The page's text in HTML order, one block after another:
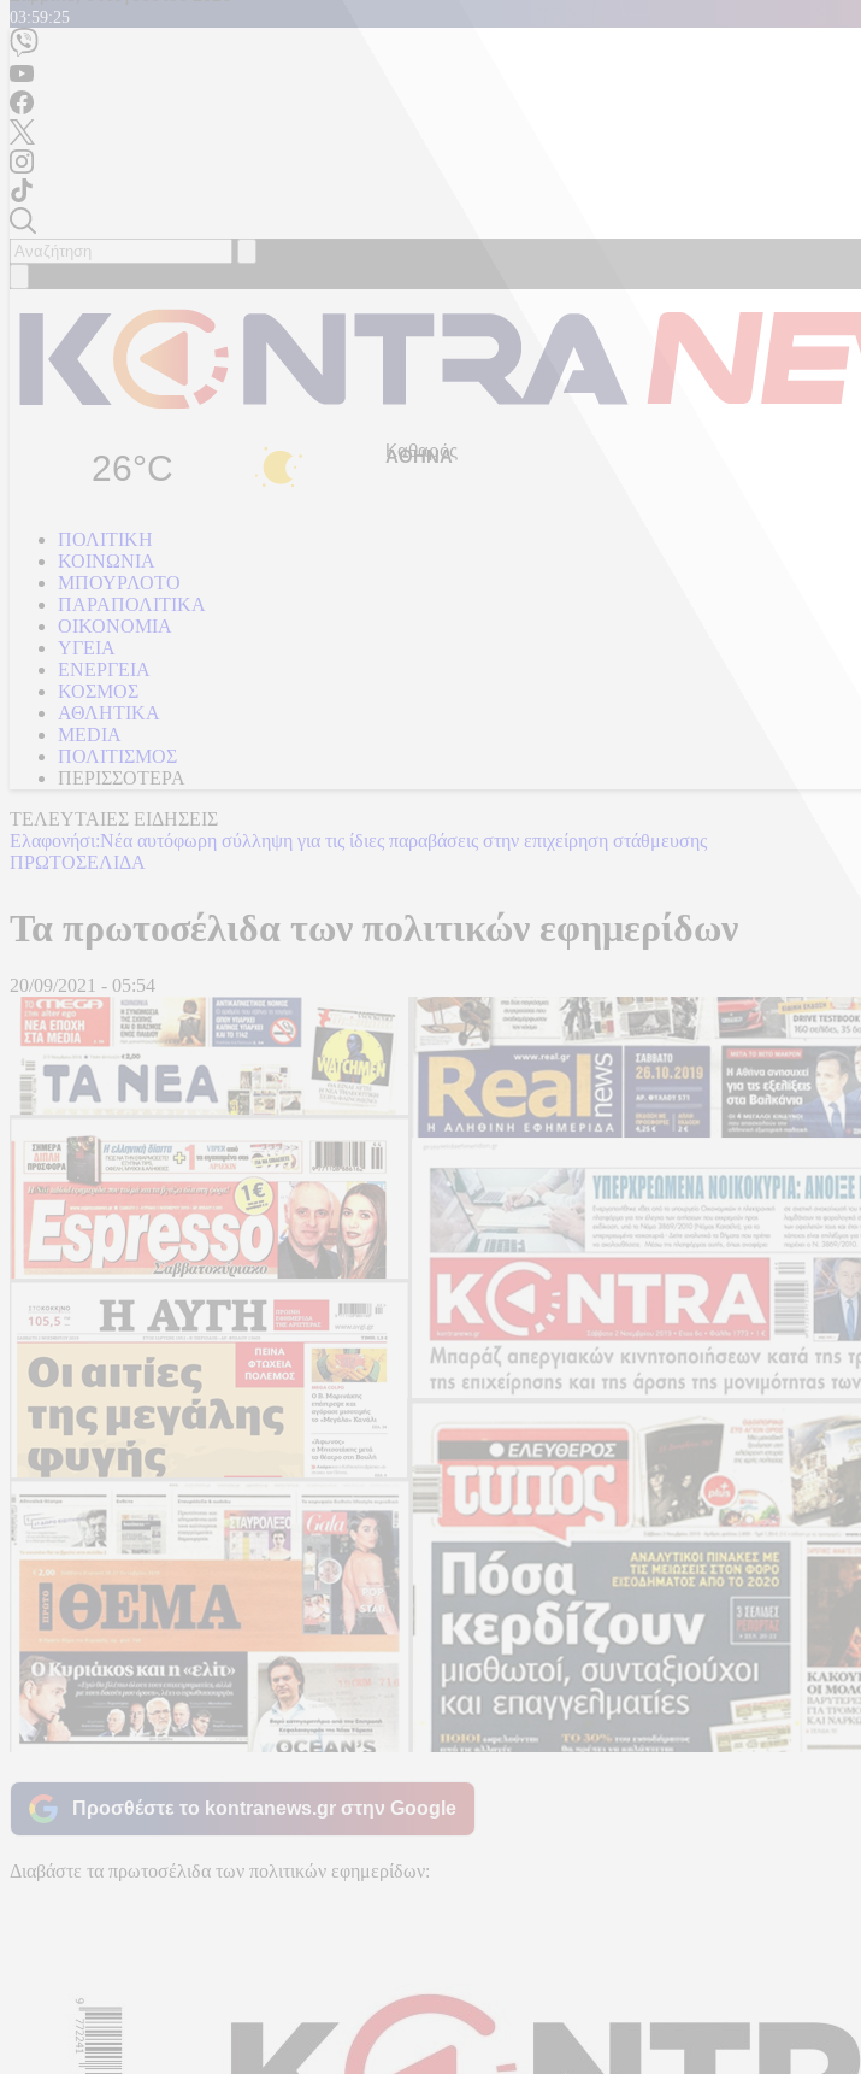
03:59:28
26°C Καθαρός
ΠΟΛΙΤΙΚΗ
ΚΟΙΝΩΝΙΑ
ΜΠΟΥΡΛΟΤΟ
ΠΑΡΑΠΟΛΙΤΙΚΑ
ΟΙΚΟΝΟΜΙΑ
ΥΓΕΙΑ
ΕΝΕΡΓΕΙΑ
ΚΟΣΜΟΣ
ΑΘΛΗΤΙΚΑ
MEDIA
ΠΟΛΙΤΙΣΜΟΣ
ΠΕΡΙΣΣΟΤΕΡΑ
ΤΕΛΕΥΤΑΙΕΣ ΕΙΔΗΣΕΙΣ
Ελαφονήσι:Νέα αυτόφωρη σύλληψη για τις ίδιες παραβάσεις στην επιχείρηση στάθμευσης
Τραμπ: Εφετείο απαγόρευσε να συνεχίσει την κατασκευή της αίθουσας χορού στον Λευκό Οίκο
Τα πρωτοσέλιδα των πολιτικών εφημερίδων
20/09/2021 - 05:54